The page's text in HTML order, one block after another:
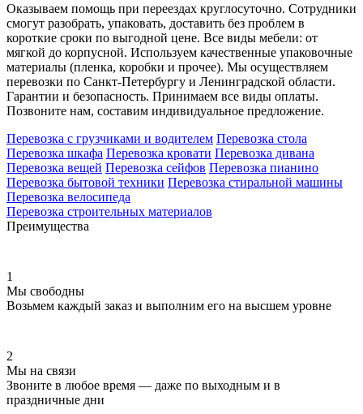
Оказываем помощь при переездах круглосуточно. Сотрудники
смогут разобрать, упаковать, доставить без проблем в
короткие сроки по выгодной цене. Все виды мебели: от
мягкой до корпусной. Используем качественные упаковочные
материалы (пленка, коробки и прочее). Мы осуществляем
перевозки по Санкт-Петербургу и Ленинградской области.
Гарантии и безопасность. Принимаем все виды оплаты.
Позвоните нам, составим индивидуальное предложение.
Перевозка с грузчиками и водителем Перевозка стола
Перевозка шкафа Перевозка кровати Перевозка дивана
Перевозка вещей Перевозка сейфов Перевозка пианино
Перевозка бытовой техники Перевозка стиральной машины
Перевозка велосипеда
Перевозка строительных материалов
Преимущества
1
Мы свободны
Возьмем каждый заказ и выполним его на высшем уровне
2
Мы на связи
Звоните в любое время — даже по выходным и в
праздничные дни